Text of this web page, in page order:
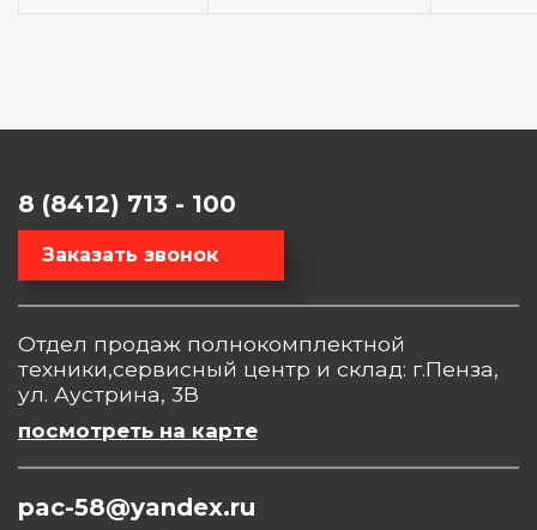
8 (8412) 713 - 100
Заказать звонок
Отдел продаж полнокомплектной
техники,сервисный центр и склад: г.Пенза,
ул. Аустрина, 3В
посмотреть на карте
pac-58@yandex.ru